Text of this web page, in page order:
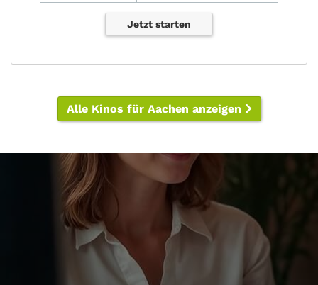
Jetzt starten
Alle Kinos für Aachen anzeigen